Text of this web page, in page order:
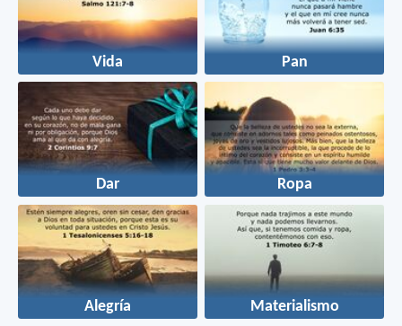
Vida Pan
Dar Ropa
Alegría Materialismo